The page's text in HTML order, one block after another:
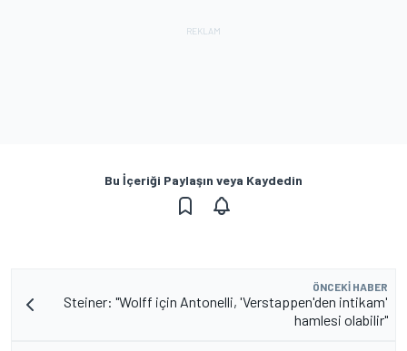
Bu İçeriği Paylaşın veya Kaydedin
ÖNCEKI HABER
Steiner: "Wolff için Antonelli, 'Verstappen'den intikam'
hamlesi olabilir"